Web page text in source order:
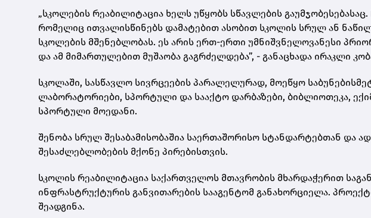
„სკოლების რეაბილიტაცია ხელს უწყობს სწავლების
რომელიც ითვალისწინებს დამატებით ასობით სკოლის სრულ ან
სკოლების მშენებლობას. ეს არის ერთ-ერთი უმნიშვნელოვანესი
და ამ მიმართულებით მუშაობა გაგრძელდება”, - განაცხადა ირაკლი
სკოლაში, სასწავლო სივრცეების პარალელურად, მოეწყო
ლაბორატორიები, სპორტული და სააქტო დარბაზები, ბიბლიოთეკა,
სპორტული მოედანი.
შენობა სრულ შესაბამისობაშია საერთაშორისო სტანდარტებთან და
შესაძლებლობების მქონე პირებისთვის.
სკოლის რეაბილიტაცია საქართველოს მთავრობის მხარდაჭერით
ინფრასტრუქტურის განვითარების სააგენტომ განახორციელა.
შეადგინა.